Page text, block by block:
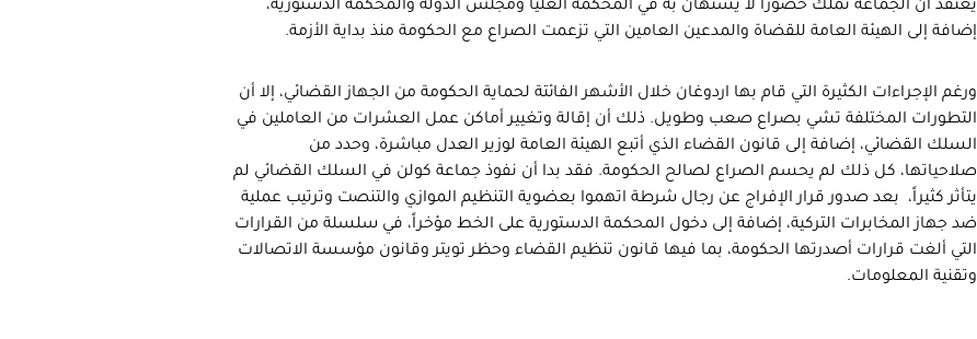
يعتقد أن الجماعة تملك حضوراً لا يستهان به في المحكمة العليا ومجلس الدولة والمحكمة الدستورية،
إضافة إلى الهيئة العامة للقضاة والمدعين العامين التي تزعمت الصراع مع الحكومة منذ بداية الأزمة.
ورغم الإجراءات الكثيرة التي قام بها اردوغان خلال الأشهر الفائتة لحماية الحكومة من الجهاز القضائي، إلا أن
التطورات المختلفة تشي بصراع صعب وطويل. ذلك أن إقالة وتغيير أماكن عمل العشرات من العاملين في
السلك القضائي، إضافة إلى قانون القضاء الذي أتبع الهيئة العامة لوزير العدل مباشرة، وحدد من
صلاحياتها، كل ذلك لم يحسم الصراع لصالح الحكومة. فقد بدا أن نفوذ جماعة كولن في السلك القضائي لم
يتأثر كثيراً، بعد صدور قرار الإفراج عن رجال شرطة اتهموا بعضوية التنظيم الموازي والتنصت وترتيب عملية
ضد جهاز المخابرات التركية، إضافة إلى دخول المحكمة الدستورية على الخط مؤخراً، في سلسلة من القرارات
التي ألغت قرارات أصدرتها الحكومة، بما فيها قانون تنظيم القضاء وحظر تويتر وقانون مؤسسة الاتصالات
وتقنية المعلومات.